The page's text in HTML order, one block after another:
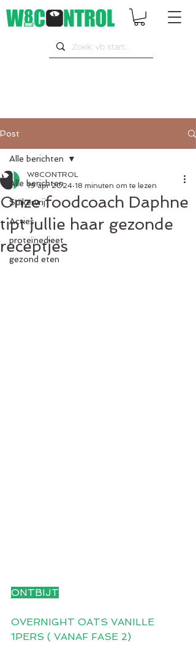
Post
Alle berichten
Suikervrij
Acties
proteïnedieet
gezond eten
Alle berichten
Onze foodcoach Daphne
tipt jullie haar gezonde
receptjes
W8CONTROL
19 apr 2024 18 minuten om te lezen
ONTBIJT
OVERNIGHT OATS VANILLE
1PERS ( VANAF FASE 2)